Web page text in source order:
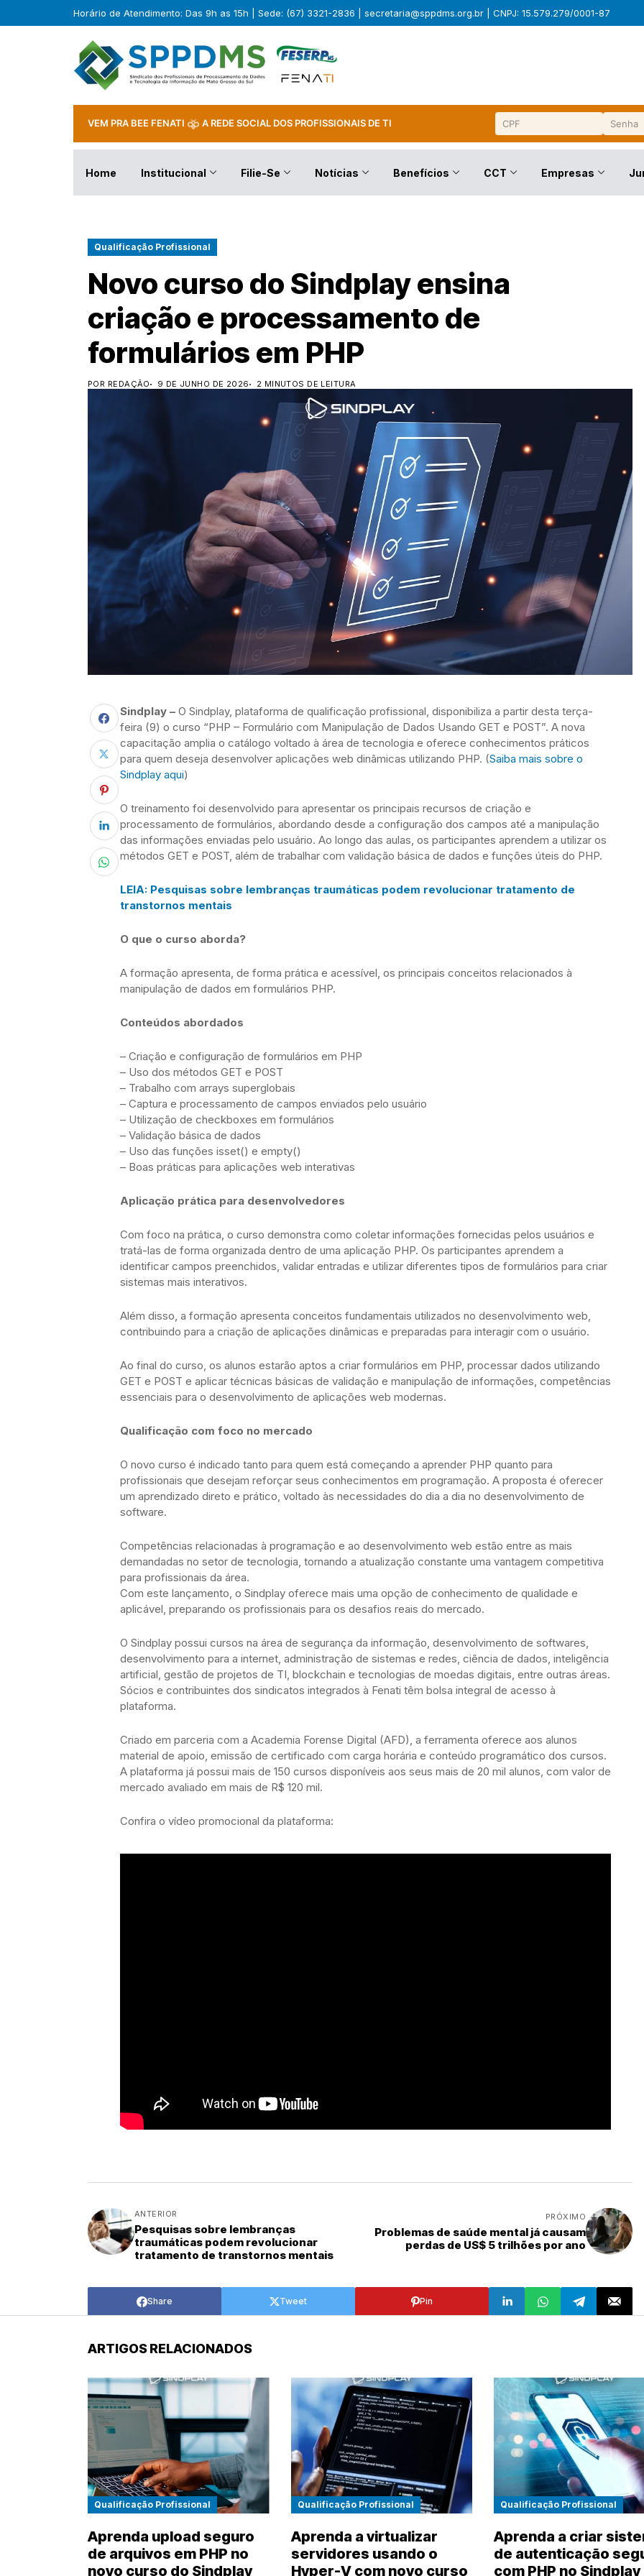
Horário de Atendimento: Das 9h as 15h | Sede: (67) 3321-2836 | secretaria@sppdms.org.br | CNPJ: 15.579.279/0001-87
VEM PRA BEE FENATI A REDE SOCIAL DOS PROFISSIONAIS DE TI
Home Institucional Filie-Se Notícias Benefícios CCT Empresas
Qualificação Profissional
Novo curso do Sindplay ensina
criação e processamento de
formulários em PHP
POR REDAÇÃO 9 DE JUNHO DE 2026 2 MINUTOS DE LEITURA
Sindplay – O Sindplay, plataforma de qualificação profissional, disponibiliza a partir desta terça-
feira (9) o curso “PHP – Formulário com Manipulação de Dados Usando GET e POST”. A nova
capacitação amplia o catálogo voltado à área de tecnologia e oferece conhecimentos práticos
para quem deseja desenvolver aplicações web dinâmicas utilizando PHP. (Saiba mais sobre o
Sindplay aqui)
O treinamento foi desenvolvido para apresentar os principais recursos de criação e
processamento de formulários, abordando desde a configuração dos campos até a manipulação
das informações enviadas pelo usuário. Ao longo das aulas, os participantes aprendem a utilizar os
métodos GET e POST, além de trabalhar com validação básica de dados e funções úteis do PHP.
LEIA: Pesquisas sobre lembranças traumáticas podem revolucionar tratamento de
transtornos mentais
O que o curso aborda?
A formação apresenta, de forma prática e acessível, os principais conceitos relacionados à
manipulação de dados em formulários PHP.
Conteúdos abordados
– Criação e configuração de formulários em PHP
– Uso dos métodos GET e POST
– Trabalho com arrays superglobais
– Captura e processamento de campos enviados pelo usuário
– Utilização de checkboxes em formulários
– Validação básica de dados
– Uso das funções isset() e empty()
– Boas práticas para aplicações web interativas
Aplicação prática para desenvolvedores
Com foco na prática, o curso demonstra como coletar informações fornecidas pelos usuários e
tratá-las de forma organizada dentro de uma aplicação PHP. Os participantes aprendem a
identificar campos preenchidos, validar entradas e utilizar diferentes tipos de formulários para criar
sistemas mais interativos.
Além disso, a formação apresenta conceitos fundamentais utilizados no desenvolvimento web,
contribuindo para a criação de aplicações dinâmicas e preparadas para interagir com o usuário.
Ao final do curso, os alunos estarão aptos a criar formulários em PHP, processar dados utilizando
GET e POST e aplicar técnicas básicas de validação e manipulação de informações, competências
essenciais para o desenvolvimento de aplicações web modernas.
Qualificação com foco no mercado
O novo curso é indicado tanto para quem está começando a aprender PHP quanto para
profissionais que desejam reforçar seus conhecimentos em programação. A proposta é oferecer
um aprendizado direto e prático, voltado às necessidades do dia a dia no desenvolvimento de
software.
Competências relacionadas à programação e ao desenvolvimento web estão entre as mais
demandadas no setor de tecnologia, tornando a atualização constante uma vantagem competitiva
para profissionais da área.
Com este lançamento, o Sindplay oferece mais uma opção de conhecimento de qualidade e
aplicável, preparando os profissionais para os desafios reais do mercado.
O Sindplay possui cursos na área de segurança da informação, desenvolvimento de softwares,
desenvolvimento para a internet, administração de sistemas e redes, ciência de dados, inteligência
artificial, gestão de projetos de TI, blockchain e tecnologias de moedas digitais, entre outras áreas.
Sócios e contribuintes dos sindicatos integrados à Fenati têm bolsa integral de acesso à
plataforma.
Criado em parceria com a Academia Forense Digital (AFD), a ferramenta oferece aos alunos
material de apoio, emissão de certificado com carga horária e conteúdo programático dos cursos.
A plataforma já possui mais de 150 cursos disponíveis aos seus mais de 20 mil alunos, com valor de
mercado avaliado em mais de R$ 120 mil.
Confira o vídeo promocional da plataforma:
ANTERIOR
Pesquisas sobre lembranças
traumáticas podem revolucionar
tratamento de transtornos mentais
PRÓXIMO
Problemas de saúde mental já causam
perdas de US$ 5 trilhões por ano
Share Tweet Pin
ARTIGOS RELACIONADOS
Qualificação Profissional
Aprenda upload seguro
de arquivos em PHP no
novo curso do Sindplay
Qualificação Profissional
Aprenda a virtualizar
servidores usando o
Hyper-V com novo curso
Qualificação Profissional
Aprenda a criar
de autenticação
com PHP no Sindplay